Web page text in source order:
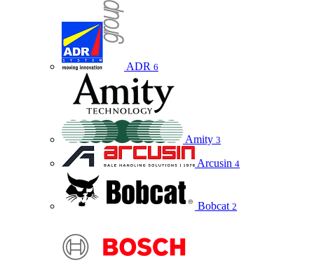
ADR 6
Amity 3
Arcusin 4
Bobcat 2